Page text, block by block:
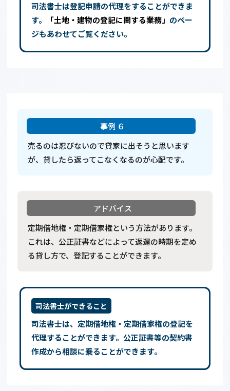
司法書士は登記申請の代理をすることができま
す。
「土地・建物の登記に関する業務」 のペー
ジもあわせてご覧ください。
売るのは忍びないので貸家に出そうと思います
が、貸したら返ってこなくなるのが心配です。
定期借地権・定期借家権という方法があります。
これは、公正証書などによって返還の時期を定め
る貸し方で、登記することができます。
司法書士ができること
司法書士は、定期借地権・定期借家権の登記を
代理することができます。公正証書等の契約書
作成から相談に乗ることができます。